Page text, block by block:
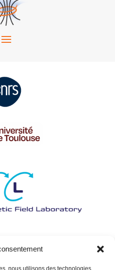
nous utilisons des technologies